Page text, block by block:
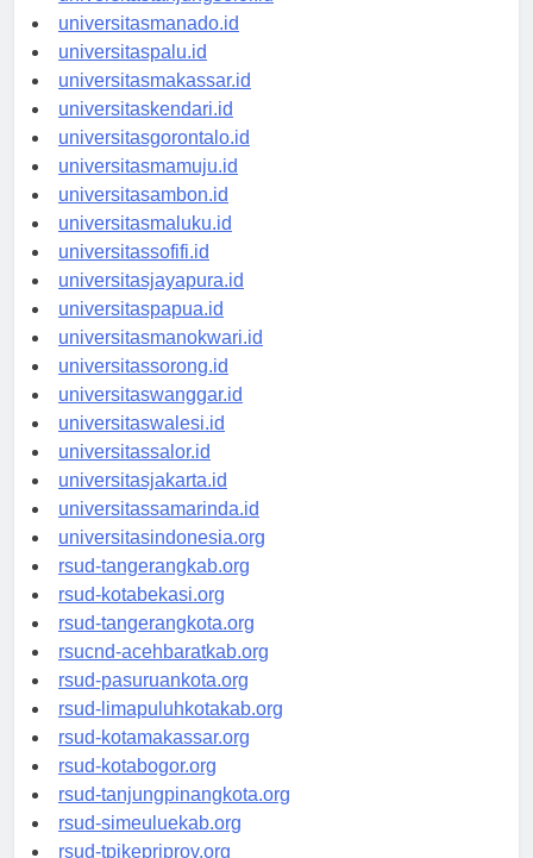
universitastanjungselor.id
universitasmanado.id
universitaspalu.id
universitasmakassar.id
universitaskendari.id
universitasgorontalo.id
universitasmamuju.id
universitasambon.id
universitasmaluku.id
universitassofifi.id
universitasjayapura.id
universitaspapua.id
universitasmanokwari.id
universitassorong.id
universitaswanggar.id
universitaswalesi.id
universitassalor.id
universitasjakarta.id
universitassamarinda.id
universitasindonesia.org
rsud-tangerangkab.org
rsud-kotabekasi.org
rsud-tangerangkota.org
rsucnd-acehbaratkab.org
rsud-pasuruankota.org
rsud-limapuluhkotakab.org
rsud-kotamakassar.org
rsud-kotabogor.org
rsud-tanjungpinangkota.org
rsud-simeuluekab.org